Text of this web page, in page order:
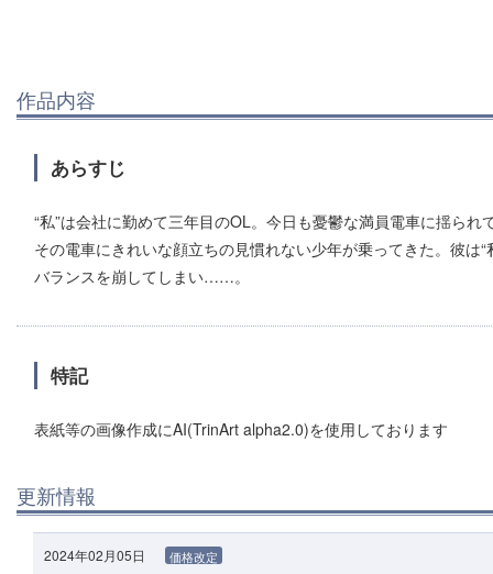
作品内容
あらすじ
“私”は会社に勤めて三年目のOL。今日も憂鬱な満員電車に揺られ
その電車にきれいな顔立ちの見慣れない少年が乗ってきた。彼は
バランスを崩してしまい……。
特記
表紙等の画像作成にAI(TrinArt alpha2.0)を使用しております
更新情報
2024年02月05日 価格改定